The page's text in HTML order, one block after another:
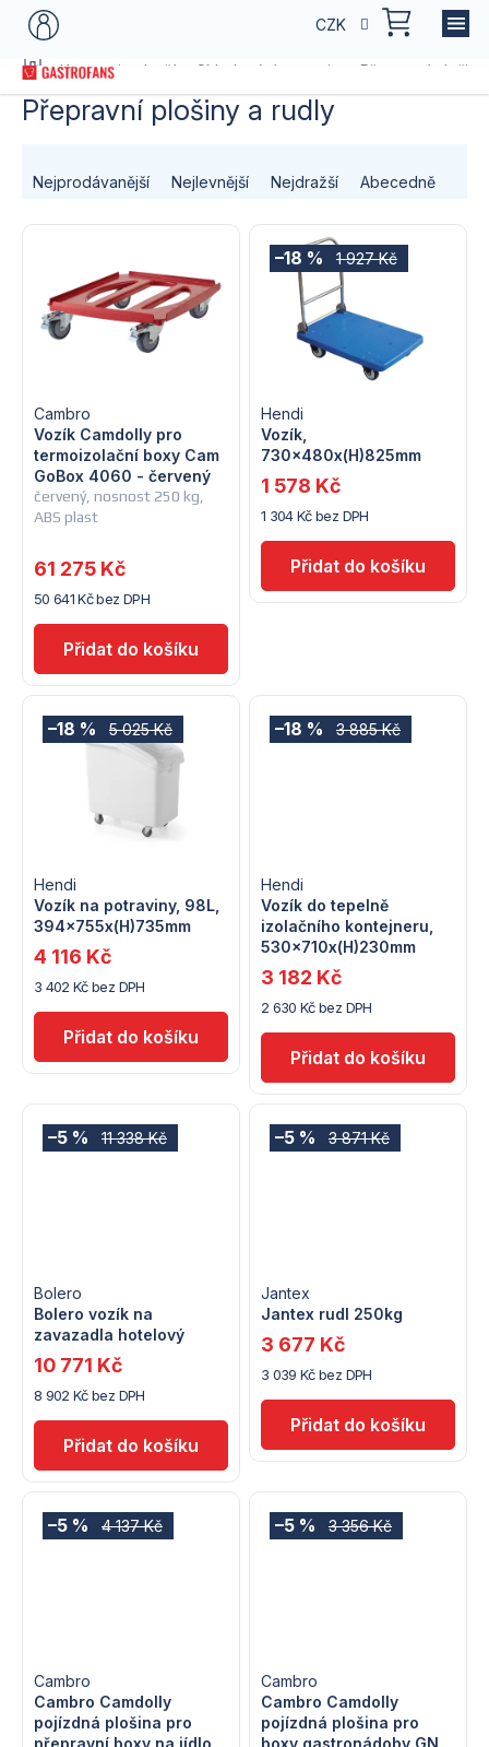
Přejít
CZK
Domů
Kategorie zboží Skladování potravin Přepravní
Přepravní plošiny a rudly
p
o
d
u
t
Nejprodávanější Nejlevnější Nejdražší Abecedně
V
s
p
o
d
k
červený, nosnost 250 kg,
ABS plast
Vozík Camdolly pro
termoizolační boxy Cam
GoBox 4060 - červený
Cambro
50 641 Kč bez DPH
61 275 Kč
1 927 Kč
–18 %
Vozík,
730x480x(H)825mm
Hendi
1 304 Kč bez DPH
1 578 Kč
5 025 Kč
–18 %
Vozík na potraviny, 98L,
394x755x(H)735mm
Hendi
3 402 Kč bez DPH
4 116 Kč
3 885 Kč
–18 %
Vozík do tepelně
izolačního kontejneru,
530x710x(H)230mm
Hendi
2 630 Kč bez DPH
3 182 Kč
11 338 Kč
–5 %
Bolero vozík na
zavazadla hotelový
Bolero
8 902 Kč bez DPH
10 771 Kč
3 871 Kč
–5 %
Jantex rudl 250kg
Jantex
3 039 Kč bez DPH
3 677 Kč
4 137 Kč
–5 %
Cambro Camdolly
pojízdná plošina pro
přepravní boxy na jídlo
Cambro
3 356 Kč
–5 %
Cambro Camdolly
pojízdná plošina pro
boxy gastronádoby GN
Cambro